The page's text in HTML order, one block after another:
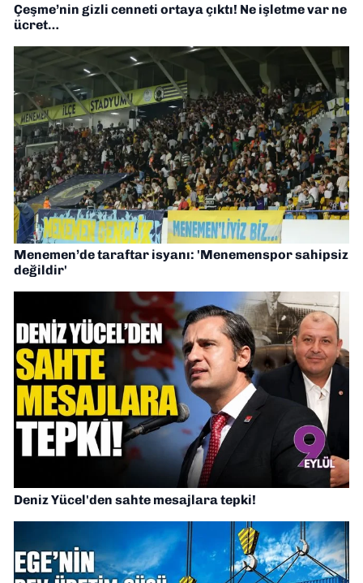
Çeşme’nin gizli cenneti ortaya çıktı! Ne işletme var ne
ücret…
Menemen’de taraftar isyanı: 'Menemenspor sahipsiz
değildir'
Deniz Yücel'den sahte mesajlara tepki!